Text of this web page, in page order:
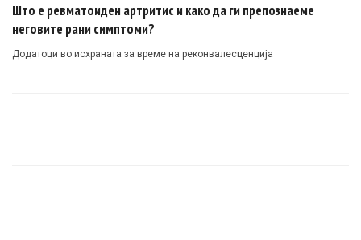
Што е ревматоиден артритис и како да ги препознаеме
неговите рани симптоми?
Додатоци во исхраната за време на реконвалесценција